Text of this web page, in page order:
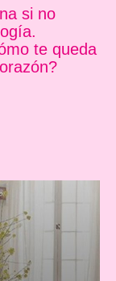
si no
te queda